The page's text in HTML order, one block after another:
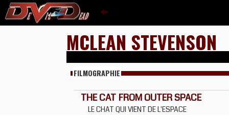
MCLEAN STEVENSON
FILMOGRAPHIE
THE CAT FROM OUTER SPACE
LE CHAT QUI VIENT DE L'ESPACE